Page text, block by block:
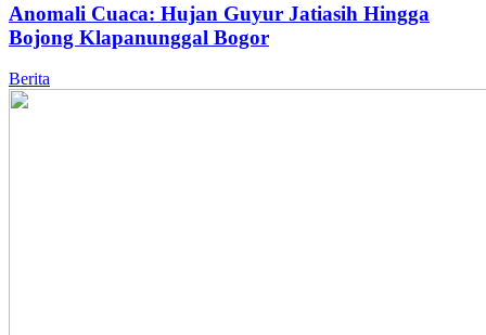
Anomali Cuaca: Hujan Guyur Jatiasih Hingga
Bojong Klapanunggal Bogor
Berita